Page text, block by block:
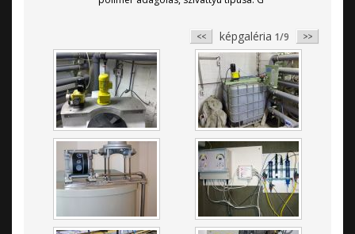
képgaléria 1/9